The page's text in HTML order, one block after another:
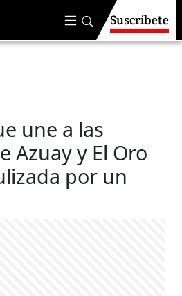
Suscríbete
une a las
Azuay y El Oro
por un